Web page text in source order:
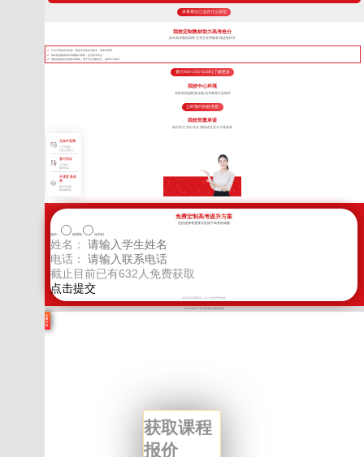
来看看自己适合什么班型
我校定制教材助力高考抢分
多年高考教研成果 艺考生专用教材 精进更科学
针对不同的高考目标，甄选不同的考点教学，将厚书变薄。
每年根据最新高考考纲修订教材，直击高考考点
狠抓基础知识形成知识网络，便于学生理解记忆，提高学习效率
拨打400-155-6338 | 了解更多
我校中心环境
高标准校园配套设施 高考教育行业标杆
立即预约到校考察
我校郑重承诺
因为专注 所以专业 我校成立至今只做高考
无条件退费
7天不满意
交多少退多少
签订协议
入学签订
辅导协议
不满意 换老
师
教学不满意
老师随时换
免费定制高考提升方案
您的选择将直接决定孩子高考的成败
选科： 物理组 化学组
姓名：
电话：
截止目前已有632人免费获取
新学高考郑重承诺，以上信息将严格保密
Copyright © 四川高考提分版权所有
学
费
计
算
获取课程
报价